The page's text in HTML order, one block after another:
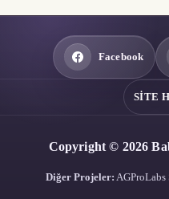
Facebook
SITE
Copyright © 2026
Diğer Projeler: AGProLabs